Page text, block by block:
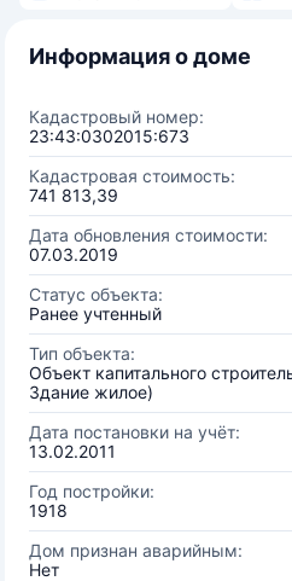
Информация о доме
Кадастровый номер:
23:43:0302015:673
Кадастровая стоимость:
741 813,39
Дата обновления стоимости:
07.03.2019
Статус объекта:
Ранее учтенный
Тип объекта:
Объект капитального
Здание жилое)
Дата постановки на учёт:
13.02.2011
Год постройки:
1918
Дом признан аварийным:
Нет